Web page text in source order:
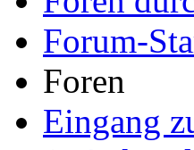
Forum-
Foren
Eingang